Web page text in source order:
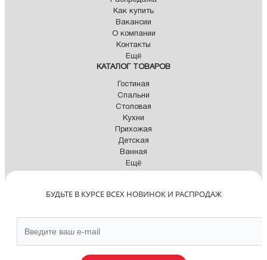
Как купить
Вакансии
О компании
Контакты
Ещё
КАТАЛОГ ТОВАРОВ
Гостиная
Спальни
Столовая
Кухни
Прихожая
Детская
Ванная
Ещё
БУДЬТЕ В КУРСЕ ВСЕХ НОВИНОК И РАСПРОДАЖ